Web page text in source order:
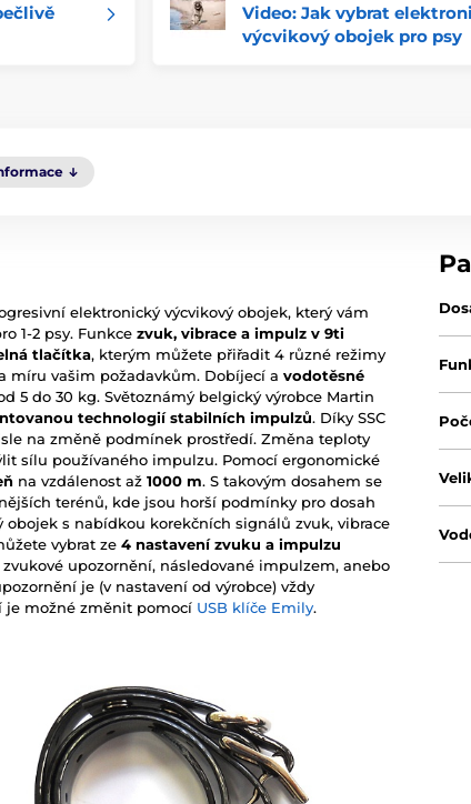
Video: Jak vybrat
výcvikový obojek pro psy
elektronický výcvikový obojek, který vám
1-2 psy. Funkce zvuk, vibrace a impulz v 9ti
tlačítka, kterým můžete přiřadit 4 různé režimy
míru vašim požadavkům. Dobíjecí a vodotěsné
5 do 30 kg. Světoznámý belgický výrobce Martin
technologií stabilních impulzů. Díky SSC
na změně podmínek prostředí. Změna teploty
sílu používaného impulzu. Pomocí ergonomické
na vzdálenost až 1000 m. S takovým dosahem se
terénů, kde jsou horší podmínky pro dosah
obojek s nabídkou korekčních signálů zvuk, vibrace
vybrat ze 4 nastavení zvuku a impulzu
upozornění, následované impulzem, anebo
je (v nastavení od výrobce) vždy
je možné změnit pomocí USB klíče Emily.